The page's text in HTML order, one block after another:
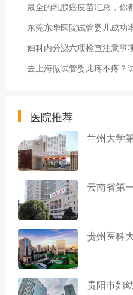
最全的乳腺癌疫苗汇总，你
东莞东华医院试管婴儿成功
妇科内分泌六项检查注意事
去上海做试管婴儿疼不疼？
医院推荐
兰州大学
云南省第
贵州医科
贵阳市妇